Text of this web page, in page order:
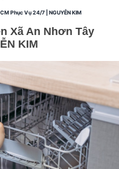
Phục Vụ 24/7 | NGUYỄN KIM
Xã An Nhơn Tây
KIM